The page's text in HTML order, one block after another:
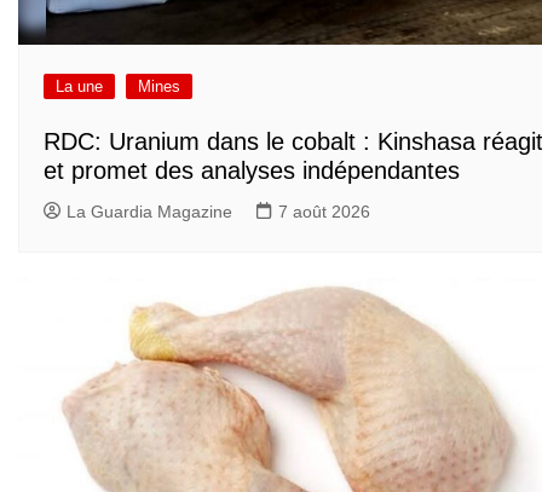
La une Mines
RDC: Uranium dans le cobalt : Kinshasa réagit
et promet des analyses indépendantes
La Guardia Magazine 7 août 2026